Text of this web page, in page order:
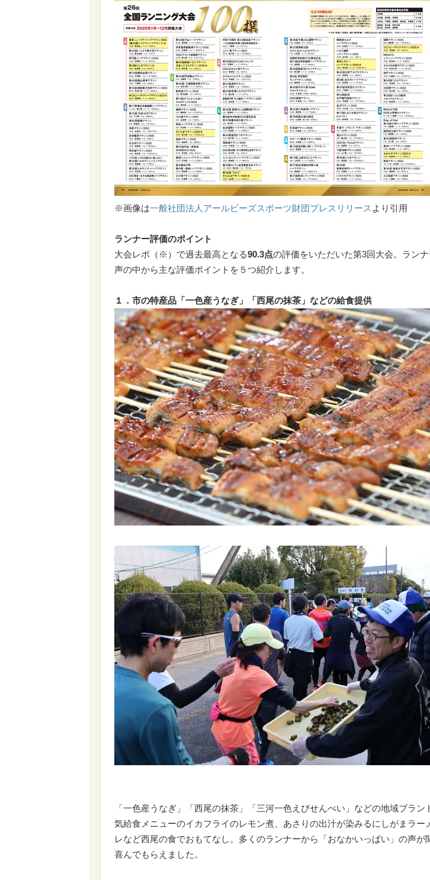
※画像は一般社団法人アールビーズスポーツ財団プレスリリース より引用
ランナー評価のポイント
大会レポ（※）で過去最高となる90.3点の評価をいただいた第3回大会。ラン
声の中から主な評価ポイントを５つ紹介します。
１．市の特産品「一色産うなぎ」「西尾の抹茶」などの給食提供
「一色産うなぎ」「西尾の抹茶」「三河一色えびせんべい」などの地域ブラン
気給食メニューのイカフライのレモン煮、あさりの出汁が染みるにしがまラー
レなど西尾の食でおもてなし。多くのランナーから「おなかいっぱい」の声が
喜んでもらえました。